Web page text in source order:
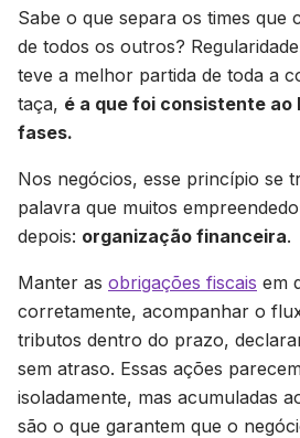
Sabe o que separa os times que
de todos os outros?
teve a melhor partida de toda a
taça, é a que foi consistente ao
fases.
Nos negócios, esse princípio se
palavra que muitos
depois: organização financeira.
Manter as obrigações fiscais em
corretamente, acompanhar o
tributos dentro do prazo,
sem atraso. Essas ações
isoladamente, mas acumuladas
são o que garantem que o